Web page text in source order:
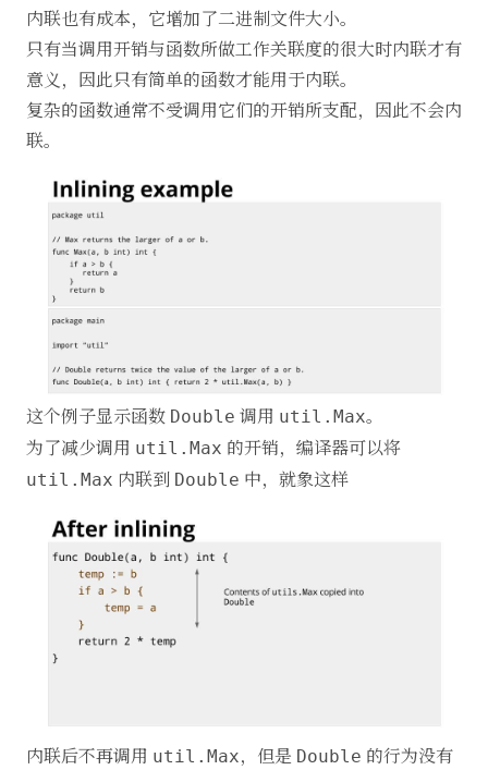
内联也有成本，它增加了二进制文件大小。
只有当调用开销与函数所做工作关联度的很大时内联才有
意义，因此只有简单的函数才能用于内联。
复杂的函数通常不受调用它们的开销所支配，因此不会内
联。
这个例子显示函数 Double 调用 util.Max。
为了减少调用 util.Max 的开销，编译器可以将
util.Max 内联到 Double 中，就象这样
内联后不再调用 util.Max，但是 Double 的行为没有